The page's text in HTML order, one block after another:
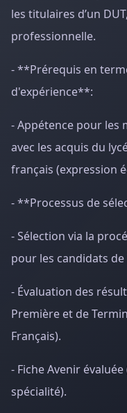
les titulaires d’un
professionnelle.
- **Prérequis en
d'expérience**:
- Appétence pour les
avec les acquis du
français (expression
- **Processus de
- Sélection via la
pour les candidats de
- Évaluation des
Première et de
Français).
- Fiche Avenir
spécialité).